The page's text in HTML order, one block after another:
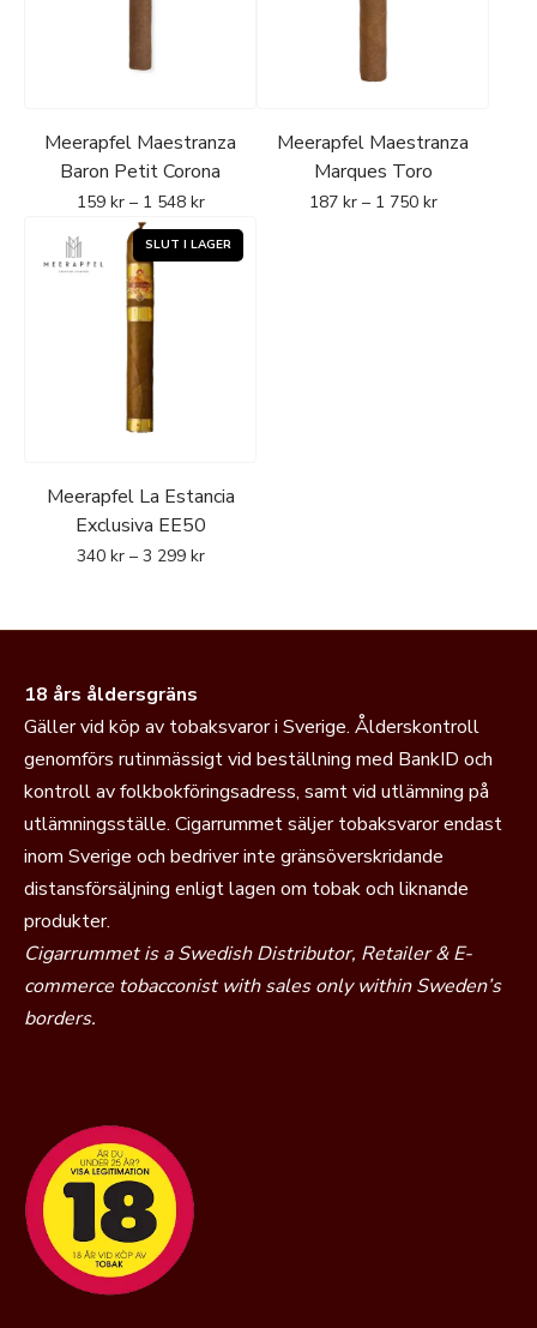
Meerapfel Maestranza
Baron Petit Corona
159 kr – 1 548 kr
Meerapfel Maestranza
Marques Toro
187 kr – 1 750 kr
Meerapfel La Estancia
Exclusiva EE50
340 kr – 3 299 kr
18 års åldersgräns
Gäller vid köp av tobaksvaror i Sverige. Ålderskontroll
genomförs rutinmässigt vid beställning med BankID och
kontroll av folkbokföringsadress, samt vid utlämning på
utlämningsställe. Cigarrummet säljer tobaksvaror endast
inom Sverige och bedriver inte gränsöverskridande
distansförsäljning enligt lagen om tobak och liknande
produkter.
Cigarrummet is a Swedish Distributor, Retailer & E-
commerce tobacconist with sales only within Sweden’s
borders.